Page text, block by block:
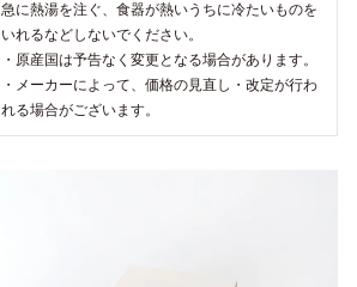
急に熱湯を注ぐ、食器が熱いうちに冷たいものを
いれるなどしないでください。
・原産国は予告なく変更となる場合があります。
・メーカーによって、価格の見直し・改定が行わ
れる場合がございます。